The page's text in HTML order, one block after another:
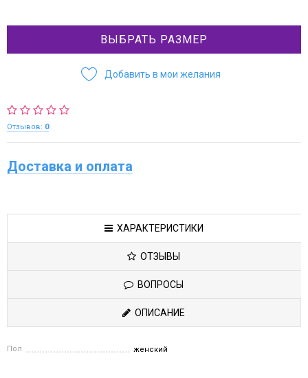
ВЫБРАТЬ РАЗМЕР
Добавить в мои желания
Отзывов: 0
Доставка и оплата
ХАРАКТЕРИСТИКИ
ОТЗЫВЫ
ВОПРОСЫ
ОПИСАНИЕ
Пол женский